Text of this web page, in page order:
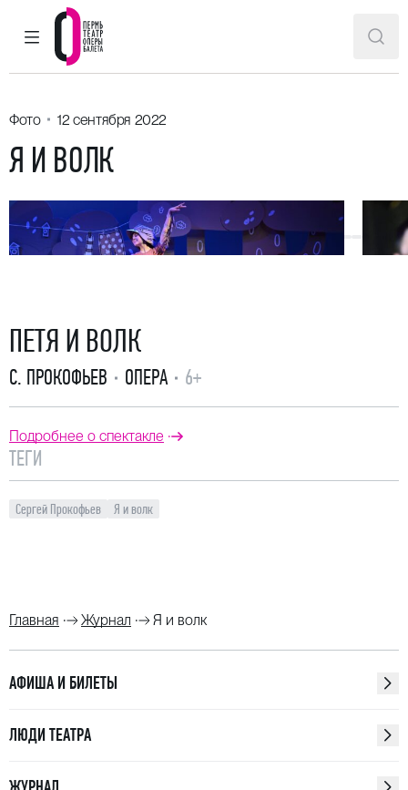
ГЛАВНОЕ МЕНЮ
Пермский театр оперы и балета
Фото 12 сентября 2022
Я И ВОЛК
ПЕТЯ И ВОЛК
С. ПРОКОФЬЕВ ОПЕРА 6+
Подробнее о спектакле
ТЕГИ
Сергей Прокофьев Я и волк
Главная Журнал Я и волк
АФИША И БИЛЕТЫ
ЛЮДИ ТЕАТРА